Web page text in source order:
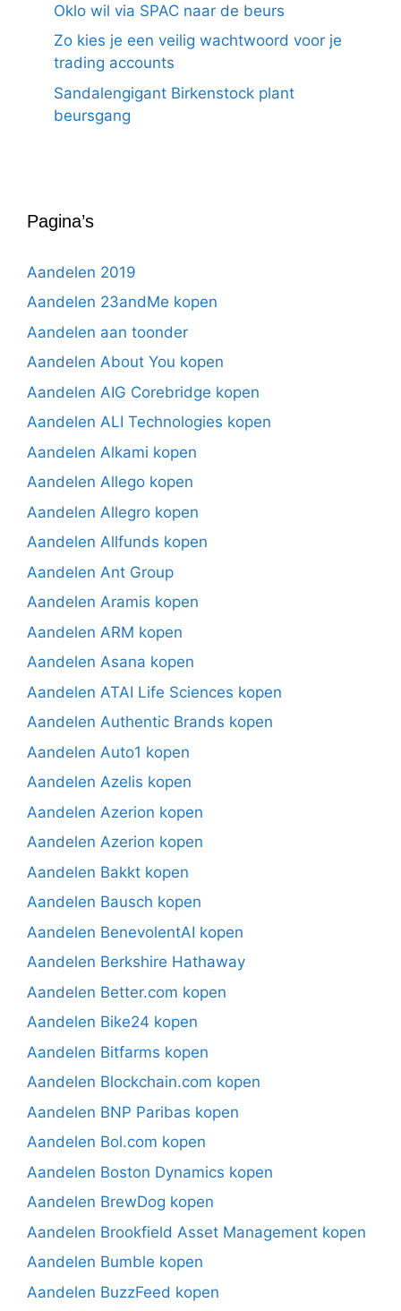
Oklo wil via SPAC naar de beurs
Zo kies je een veilig wachtwoord voor je
trading accounts
Sandalengigant Birkenstock plant
beursgang
Pagina’s
Aandelen 2019
Aandelen 23andMe kopen
Aandelen aan toonder
Aandelen About You kopen
Aandelen AIG Corebridge kopen
Aandelen ALI Technologies kopen
Aandelen Alkami kopen
Aandelen Allego kopen
Aandelen Allegro kopen
Aandelen Allfunds kopen
Aandelen Ant Group
Aandelen Aramis kopen
Aandelen ARM kopen
Aandelen Asana kopen
Aandelen ATAI Life Sciences kopen
Aandelen Authentic Brands kopen
Aandelen Auto1 kopen
Aandelen Azelis kopen
Aandelen Azerion kopen
Aandelen Azerion kopen
Aandelen Bakkt kopen
Aandelen Bausch kopen
Aandelen BenevolentAI kopen
Aandelen Berkshire Hathaway
Aandelen Better.com kopen
Aandelen Bike24 kopen
Aandelen Bitfarms kopen
Aandelen Blockchain.com kopen
Aandelen BNP Paribas kopen
Aandelen Bol.com kopen
Aandelen Boston Dynamics kopen
Aandelen BrewDog kopen
Aandelen Brookfield Asset Management kopen
Aandelen Bumble kopen
Aandelen BuzzFeed kopen